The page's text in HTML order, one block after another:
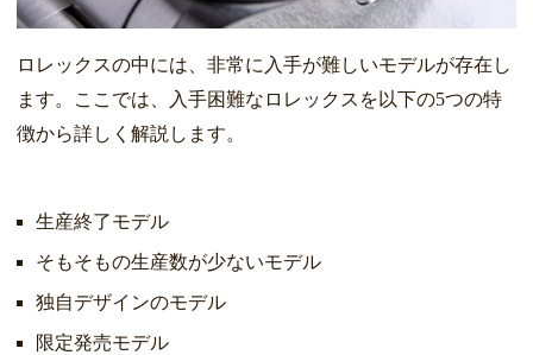
ロレックスの中には、非常に入手が難しいモデルが存在し
ます。ここでは、入手困難なロレックスを以下の5つの特
徴から詳しく解説します。
生産終了モデル
そもそもの生産数が少ないモデル
独自デザインのモデル
限定発売モデル